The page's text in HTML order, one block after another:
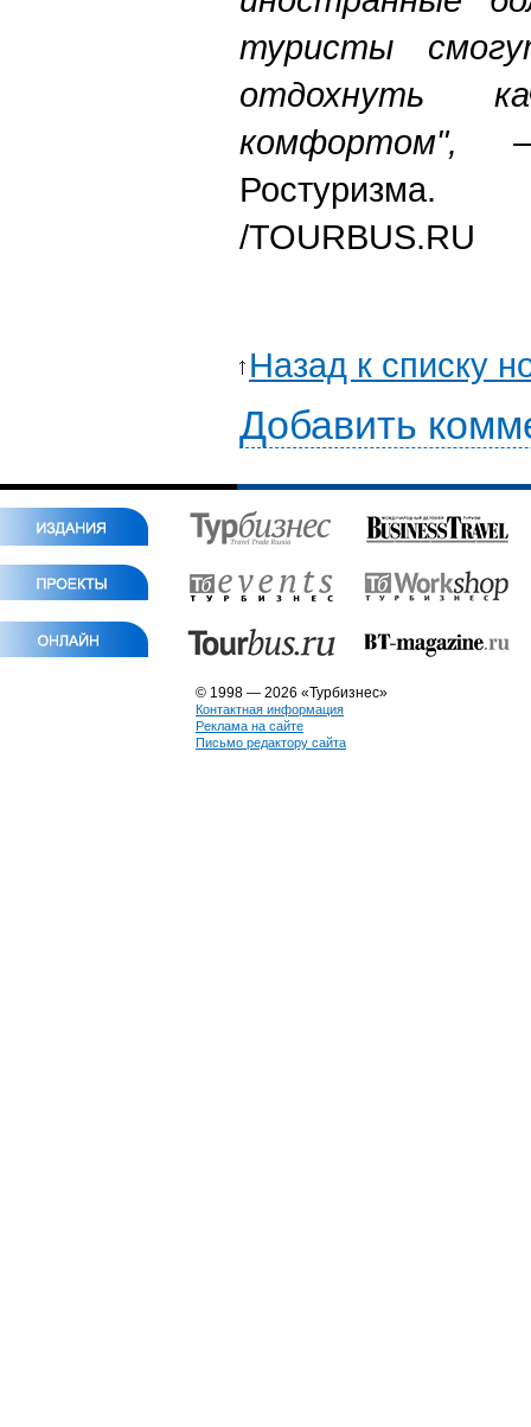
туристы
отдохнуть
комфортом", —
Ростуризма.
/TOURBUS.RU
Назад к списку
Добавить
© 1998 — 2026 «Турбизнес»
Контактная информация
Реклама на сайте
Письмо редактору сайта